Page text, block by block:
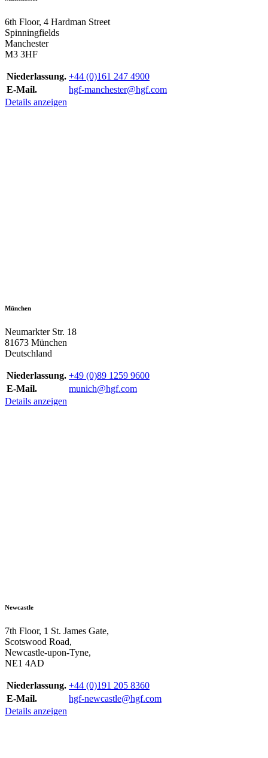
6th Floor, 4 Hardman Street
Spinningfields
Manchester
M3 3HF
Niederlassung. +44 (0)161 247 4900
E-Mail.
hgf-manchester@hgf.com
Details anzeigen
München
Neumarkter Str. 18
81673 München
Deutschland
Niederlassung. +49 (0)89 1259 9600
E-Mail.
munich@hgf.com
Details anzeigen
Newcastle
7th Floor, 1 St. James Gate,
Scotswood Road,
Newcastle-upon-Tyne,
NE1 4AD
Niederlassung. +44 (0)191 205 8360
E-Mail.
hgf-newcastle@hgf.com
Details anzeigen